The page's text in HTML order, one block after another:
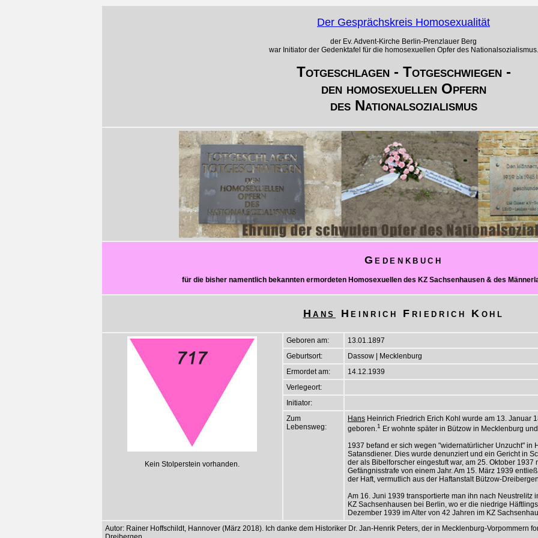
Der Gesprächskreis Homosexualität
der Ev. Advent-Kirche Berlin-Prenzlauer Berg
war Initiator der Gedenktafel für die homosexuellen Opfer des Nationalsozialismus.
Totgeschlagen - Totgeschwiegen -
den homosexuellen Opfern
des Nationalsozialismus
Gedenkbuch
für die bisher namentlich bekannten ermordeten Homosexuellen des KZ Sachsenhausen & des
Hans Heinrich Friedrich Kohl
Kein Stolperstein vorhanden.
Geboren am:
13.01.1897
Geburtsort:
Dassow | Mecklenburg
Ermordet am:
14.12.1939
Verlegeort:
Initiator:
Zum
Lebensweg:
Hans Heinrich Friedrich Erich Kohl wurde am 13. Januar
geboren.1
Er wohnte später in Bützow in Mecklenburg
1937 befand er sich wegen "widernatürlicher Unzucht" in
Satansdiener. Dies wurde denunziert und ein Gericht in
der als Bibelforscher eingestuft war, am 25. Oktober 1937
Gefängnisstrafe von einem Jahr. Am 15. März 1939
der Haft, vermutlich aus der Haftanstalt Bützow-
Am 16. Juni 1939 transportierte man ihn nach
KZ Sachsenhausen bei Berlin, wo er die niedrige
Dezember 1939 im Alter von 42 Jahren im KZ
Autor: Rainer Hoffschildt, Hannover (März 2018). Ich danke dem Historiker Dr. Jan-Henrik Peters, der in Mecklenburg-Vorpommern